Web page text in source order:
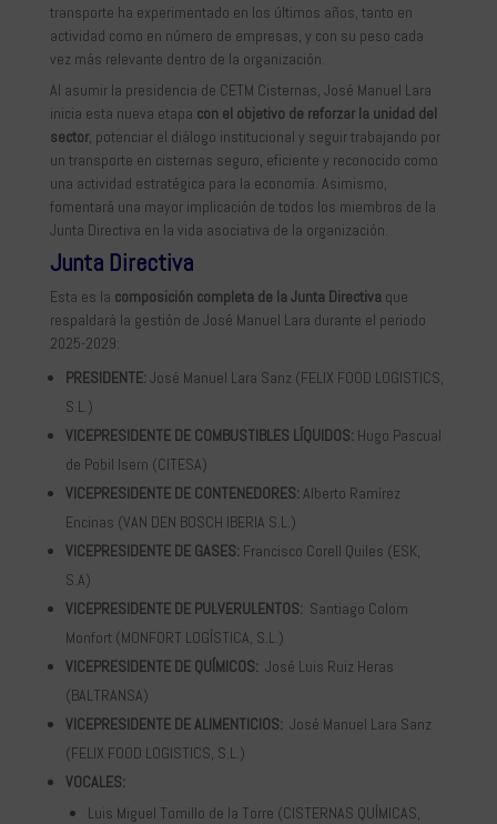
transporte ha experimentado en los últimos años, tanto en
actividad como en número de empresas, y con su peso cada
vez más relevante dentro de la organización.
Al asumir la presidencia de CETM Cisternas, José Manuel Lara
inicia esta nueva etapa con el objetivo de reforzar la unidad del
sector, potenciar el diálogo institucional y seguir trabajando por
un transporte en cisternas seguro, eficiente y reconocido como
una actividad estratégica para la economía. Asimismo,
fomentará una mayor implicación de todos los miembros de la
Junta Directiva en la vida asociativa de la organización.
Junta Directiva
Esta es la composición completa de la Junta Directiva que
respaldará la gestión de José Manuel Lara durante el periodo
2025-2029:
PRESIDENTE: José Manuel Lara Sanz (FELIX FOOD LOGISTICS,
S.L.)
VICEPRESIDENTE DE COMBUSTIBLES LÍQUIDOS: Hugo Pascual
de Pobil Isern (CITESA)
VICEPRESIDENTE DE CONTENEDORES: Alberto Ramírez
Encinas (VAN DEN BOSCH IBERIA S.L.)
VICEPRESIDENTE DE GASES: Francisco Corell Quiles (ESK,
S.A)
VICEPRESIDENTE DE PULVERULENTOS: Santiago Colom
Monfort (MONFORT LOGÍSTICA, S.L.)
VICEPRESIDENTE DE QUÍMICOS: José Luis Ruiz Heras
(BALTRANSA)
VICEPRESIDENTE DE ALIMENTICIOS: José Manuel Lara Sanz
(FELIX FOOD LOGISTICS, S.L.)
VOCALES:
Luis Miguel Tomillo de la Torre (CISTERNAS QUÍMICAS,